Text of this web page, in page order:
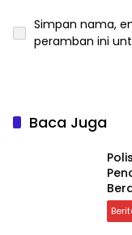
Simpan nama,
peramban ini
Baca Juga